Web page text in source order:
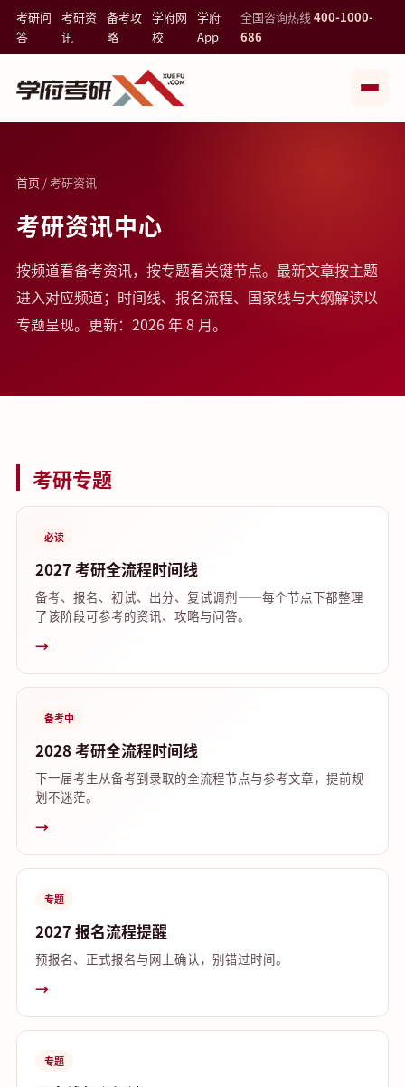
考研问
答
考研资
讯
备考攻
略
学府网
校
学府
App
全国咨询热线400-1000-
686
首页/ 考研资讯
考研资讯中心
按频道看备考资讯，按专题看关键节点。最新文章按主题
进入对应频道；时间线、报名流程、国家线与大纲解读以
专题呈现。更新：2026 年 8 月。
考研专题
必读
2027 考研全流程时间线
备考、报名、初试、出分、复试调剂——每个节点下都整理
了该阶段可参考的资讯、攻略与问答。
→
备考中
2028 考研全流程时间线
下一届考生从备考到录取的全流程节点与参考文章，提前规
划不迷茫。
→
专题
2027 报名流程提醒
预报名、正式报名与网上确认，别错过时间。
→
专题